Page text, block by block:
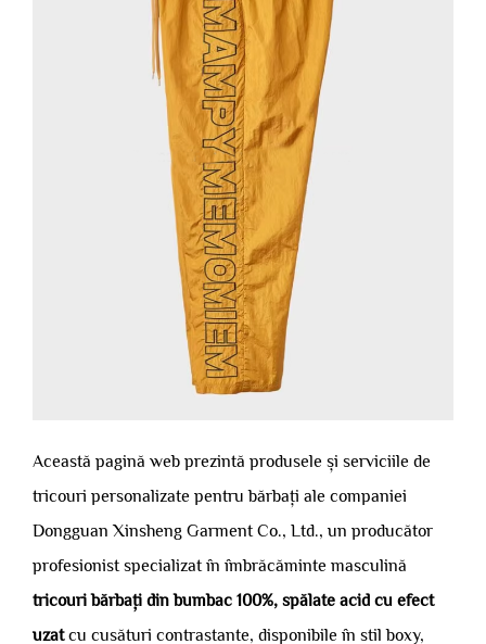
Această pagină web prezintă produsele și serviciile de
tricouri personalizate pentru bărbați ale companiei
Dongguan Xinsheng Garment Co., Ltd., un producător
profesionist specializat în îmbrăcăminte masculină
tricouri bărbați din bumbac 100%, spălate acid cu efect
uzatcu cusături contrastante, disponibile în stil boxy,